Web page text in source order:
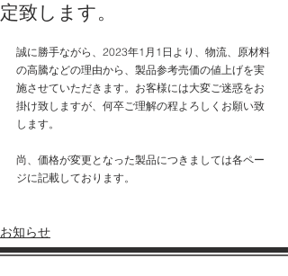
定致します。
誠に勝手ながら、2023年1月1日より、物流、原材料
の高騰などの理由から、製品参考売価の値上げを実
施させていただきます。お客様には大変ご迷惑をお
掛け致しますが、何卒ご理解の程よろしくお願い致
します。
尚、価格が変更となった製品につきましては各ペー
ジに記載しております。
お知らせ